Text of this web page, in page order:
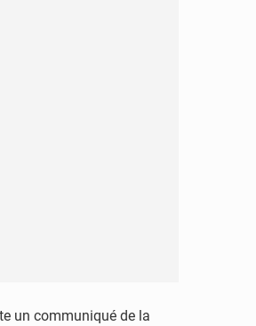
un communiqué de la